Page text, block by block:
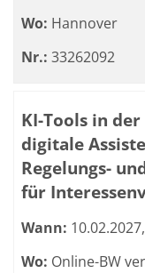
Wo: Hannover
Nr.: 33262092
KI-Tools in
digitale
Regelungs-
für
Wann:
Wo: Online-BW